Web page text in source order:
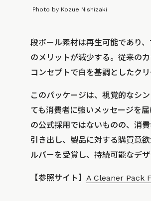
Photo by Kozue Nishizaki
段ボール素材は再生可能であり
のメリットが減少する。従来の
コンセプトで白を基調としたク
このパッケージは、視覚的なシ
ても消費者に強いメッセージを
の公式採用ではないものの、消
引き出し、製品に対する購買意
ルバーを受賞し、持続可能なデ
【参照サイト】 A Cleaner Pack